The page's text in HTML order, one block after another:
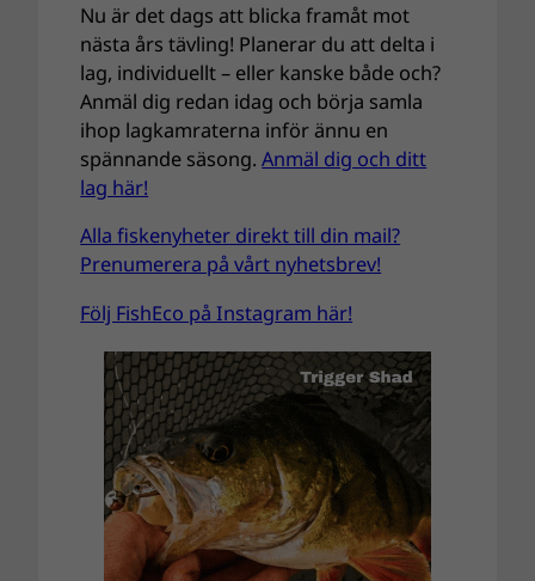
Nu är det dags att blicka framåt mot
nästa års tävling! Planerar du att delta i
lag, individuellt – eller kanske både och?
Anmäl dig redan idag och börja samla
ihop lagkamraterna inför ännu en
spännande säsong.Anmäl dig och ditt
lag här!
Alla fiskenyheter direkt till din mail?
Prenumerera på vårt nyhetsbrev!
Följ FishEco på Instagram här!